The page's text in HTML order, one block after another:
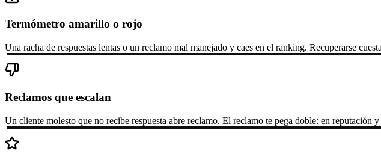
Termómetro amarillo o rojo
Una racha de respuestas lentas o un reclamo mal manejado y caes en el ranking. Recuperarse
Reclamos que escalan
Un cliente molesto que no recibe respuesta abre reclamo. El reclamo te pega doble: en reputación